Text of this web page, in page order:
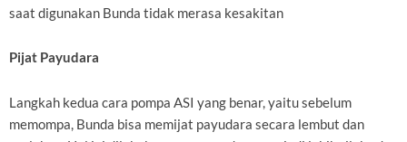
saat digunakan Bunda tidak merasa kesakitan
Pijat Payudara
Langkah kedua cara pompa ASI yang benar, yaitu sebelum
memompa, Bunda bisa memijat payudara secara lembut dan